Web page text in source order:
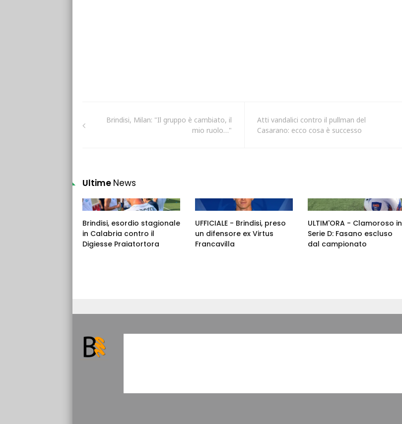
Brindisi, Milan: "Il gruppo è cambiato, il
mio ruolo…"
Atti vandalici contro il pullman del
Casarano: ecco cosa è successo
Ultime News
Brindisi, esordio stagionale
in Calabria contro il
Digiesse Praiatortora
UFFICIALE - Brindisi, preso
un difensore ex Virtus
Francavilla
ULTIM'ORA - Clamoroso in
Serie D: Fasano escluso
dal campionato